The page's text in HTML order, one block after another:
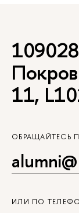
11,
ОБРАЩАЙТЕСЬ
ИЛИ ПО